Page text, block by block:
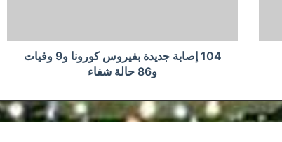
حالة
شفاء
104 إصابة جديدة بفيروس كورونا و9 وفيات
و86 حالة شفاء